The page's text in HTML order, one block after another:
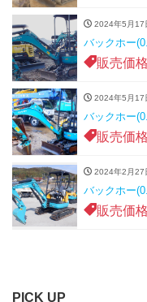
2024年5月17
バックホー
販売価
2024年5月17
バックホー
販売価
2024年2月27
バックホー
販売価
PICK UP